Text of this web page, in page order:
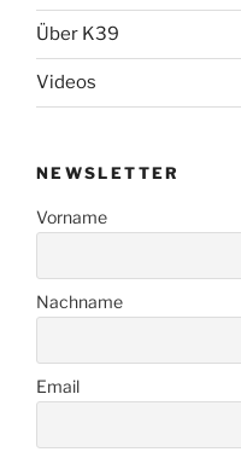
Über K39
Videos
NEWSLETTER
Vorname
Nachname
Email